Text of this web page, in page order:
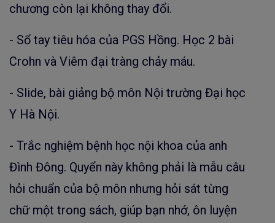
chương còn lại không thay đổi.
- Sổ tay tiêu hóa của PGS Hồng. Học 2 bài
Crohn và Viêm đại tràng chảy máu.
- Slide, bài giảng bộ môn Nội trường Đại học
Y Hà Nội.
- Trắc nghiệm bệnh học nội khoa của anh
Đình Đông. Quyển này không phải là mẫu câu
hỏi chuẩn của bộ môn nhưng hỏi sát từng
chữ một trong sách, giúp bạn nhớ, ôn luyện